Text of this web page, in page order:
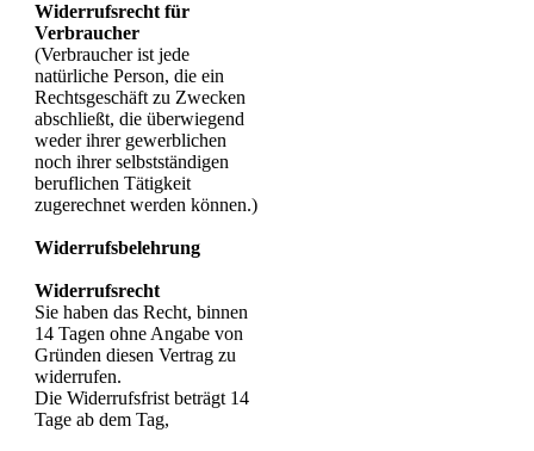
Widerrufsrecht für
Verbraucher
(Verbraucher ist jede
natürliche Person, die ein
Rechtsgeschäft zu Zwecken
abschließt, die überwiegend
weder ihrer gewerblichen
noch ihrer selbstständigen
beruflichen Tätigkeit
zugerechnet werden können.)
Widerrufsbelehrung
Widerrufsrecht
Sie haben das Recht, binnen
14 Tagen ohne Angabe von
Gründen diesen Vertrag zu
widerrufen.
Die Widerrufsfrist beträgt 14
Tage ab dem Tag,